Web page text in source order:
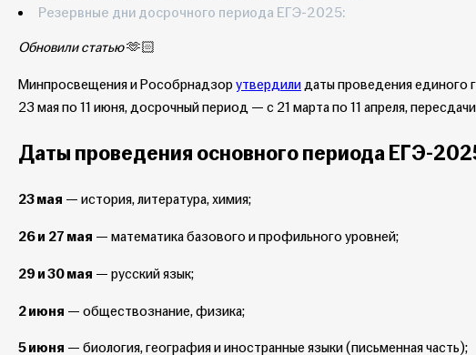
Резервные дни досрочного периода ЕГЭ-2025:
Обновили статью🫶🏻
Минпросвещения и Рособрнадзор утвердили даты проведения единого
23 мая по 11 июня, досрочный период — с 21 марта по 11 апреля,
Даты проведения основного периода ЕГЭ-
23 мая — история, литература, химия;
26 и 27 мая — математика базового и профильного уровней;
29 и 30 мая — русский язык;
2 июня — обществознание, физика;
5 июня — биология, география и иностранные языки (письменная часть);